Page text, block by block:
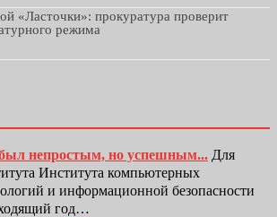
«Ласточки»: прокуратура проверит
режима
непростым, но успешным... Для
Института компьютерных
и информационной безопасности
год…